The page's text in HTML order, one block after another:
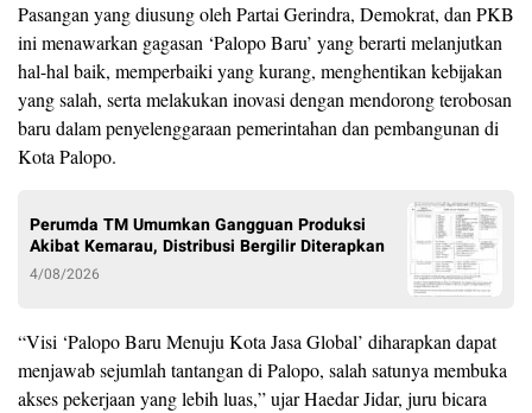
Pasangan yang diusung oleh Partai Gerindra, Demokrat, dan PKB
ini menawarkan gagasan ‘Palopo Baru’ yang berarti melanjutkan
hal-hal baik, memperbaiki yang kurang, menghentikan kebijakan
yang salah, serta melakukan inovasi dengan mendorong terobosan
baru dalam penyelenggaraan pemerintahan dan pembangunan di
Kota Palopo.
Perumda TM Umumkan Gangguan Produksi
Akibat Kemarau, Distribusi Bergilir Diterapkan
4/08/2026
“Visi ‘Palopo Baru Menuju Kota Jasa Global’ diharapkan dapat
menjawab sejumlah tantangan di Palopo, salah satunya membuka
akses pekerjaan yang lebih luas,” ujar Haedar Jidar, juru bicara